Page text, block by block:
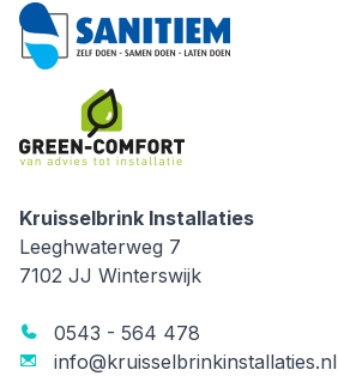
Kruisselbrink Installaties
Kruisselbrink Installaties
Leeghwaterweg 7
7102 JJ Winterswijk
0543 - 564 478
info@kruisselbrinkinstallaties.nl